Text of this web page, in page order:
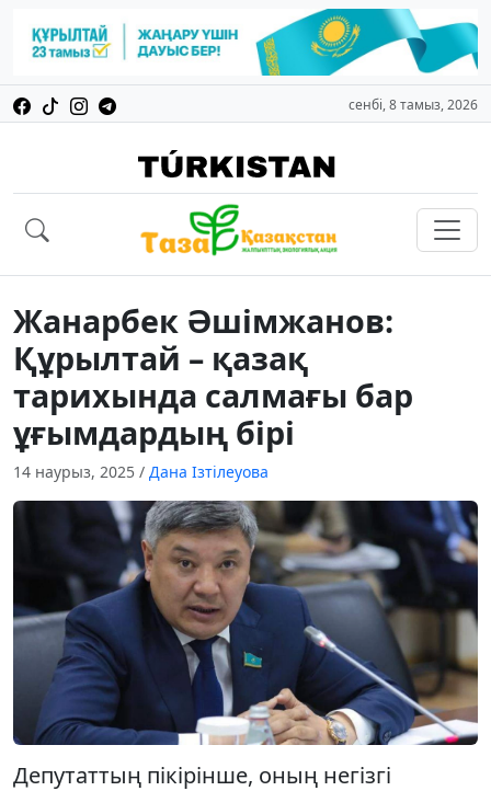
сенбі, 8 тамыз, 2026
Жанарбек Әшімжанов:
Құрылтай – қазақ
тарихында салмағы бар
ұғымдардың бірі
14 наурыз, 2025 / Дана Ізтілеуова
Депутаттың пікірінше, оның негізгі